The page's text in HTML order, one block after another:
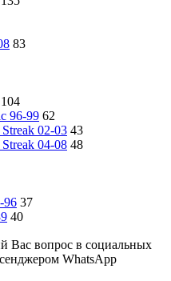
83
104
96-99 62
02-03 43
04-08 48
96 37
40
Вас вопрос в социальных
WhatsApp